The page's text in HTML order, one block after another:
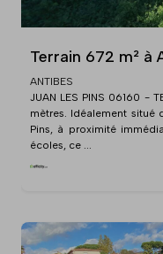
Terrain 672 m² à
ANTIBES
JUAN LES PINS 06160 -
mètres. Idéalement situé
Pins, à proximité
écoles, ce ...